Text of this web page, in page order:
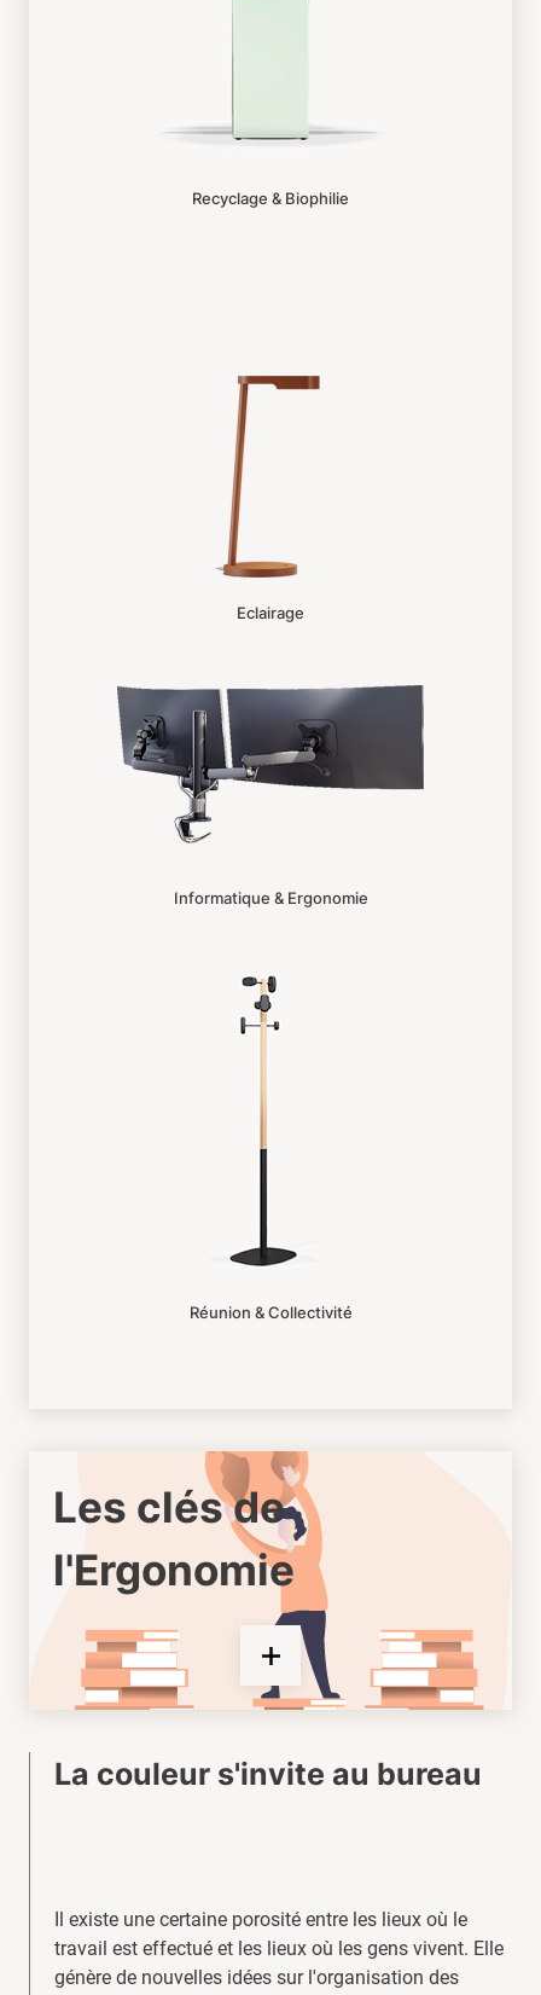
Recyclage & Biophilie
Eclairage
Informatique & Ergonomie
Réunion & Collectivité
Les clés de
l'Ergonomie
La couleur s'invite au bureau
Il existe une certaine porosité entre les lieux où le
travail est effectué et les lieux où les gens vivent. Elle
génère de nouvelles idées sur l'organisation des